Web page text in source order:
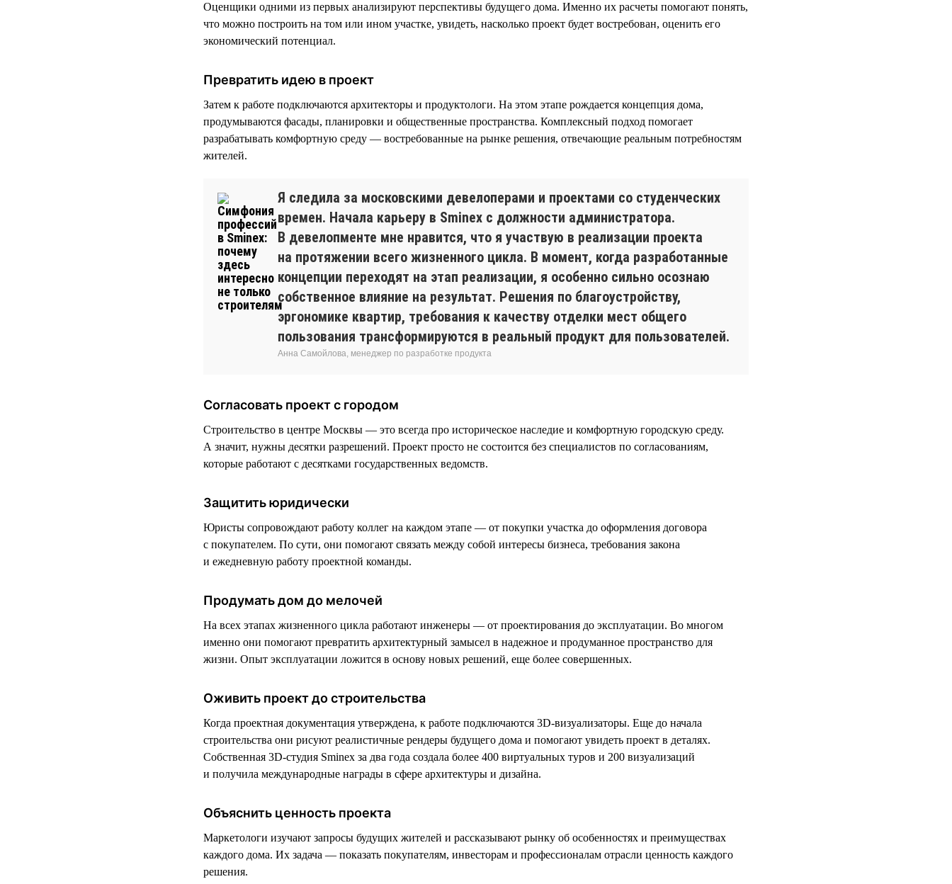
Оценщики одними из первых анализируют перспективы будущего дома. Именно их расчеты помогают понять,
что можно построить на том или ином участке, увидеть, насколько проект будет востребован, оценить его
экономический потенциал.
Превратить идею в проект
Затем к работе подключаются архитекторы и продуктологи. На этом этапе рождается концепция дома,
продумываются фасады, планировки и общественные пространства. Комплексный подход помогает
разрабатывать комфортную среду — востребованные на рынке решения, отвечающие реальным потребностям
жителей.
Я следила за московскими девелоперами и проектами со студенческих
времен. Начала карьеру в Sminex с должности администратора.
В девелопменте мне нравится, что я участвую в реализации проекта
на протяжении всего жизненного цикла. В момент, когда разработанные
концепции переходят на этап реализации, я особенно сильно осознаю
собственное влияние на результат. Решения по благоустройству,
эргономике квартир, требования к качеству отделки мест общего
пользования трансформируются в реальный продукт для пользователей.
Анна Самойлова, менеджер по разработке продукта
Согласовать проект с городом
Строительство в центре Москвы — это всегда про историческое наследие и комфортную городскую среду.
А значит, нужны десятки разрешений. Проект просто не состоится без специалистов по согласованиям,
которые работают с десятками государственных ведомств.
Защитить юридически
Юристы сопровождают работу коллег на каждом этапе — от покупки участка до оформления договора
с покупателем. По сути, они помогают связать между собой интересы бизнеса, требования закона
и ежедневную работу проектной команды.
Продумать дом до мелочей
На всех этапах жизненного цикла работают инженеры — от проектирования до эксплуатации. Во многом
именно они помогают превратить архитектурный замысел в надежное и продуманное пространство для
жизни. Опыт эксплуатации ложится в основу новых решений, еще более совершенных.
Оживить проект до строительства
Когда проектная документация утверждена, к работе подключаются 3D-визуализаторы. Еще до начала
строительства они рисуют реалистичные рендеры будущего дома и помогают увидеть проект в деталях.
Собственная 3D-студия Sminex за два года создала более 400 виртуальных туров и 200 визуализаций
и получила международные награды в сфере архитектуры и дизайна.
Объяснить ценность проекта
Маркетологи изучают запросы будущих жителей и рассказывают рынку об особенностях и преимуществах
каждого дома. Их задача — показать покупателям, инвесторам и профессионалам отрасли ценность каждого
решения.